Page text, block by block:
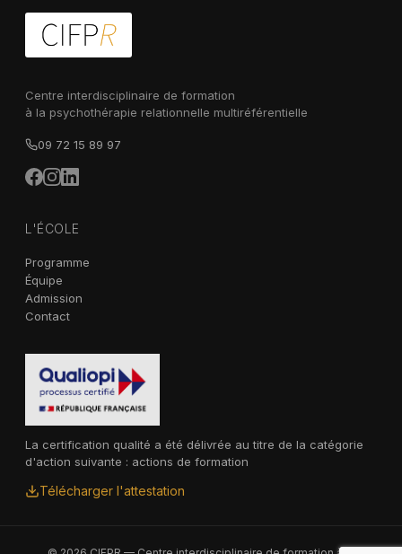
Centre interdisciplinaire de formation
à la psychothérapie relationnelle multiréférentielle
09 72 15 89 97
L'ÉCOLE
Programme
Équipe
Admission
Contact
La certification qualité a été délivrée au titre de la catégorie
d'action suivante : actions de formation
Télécharger l'attestation